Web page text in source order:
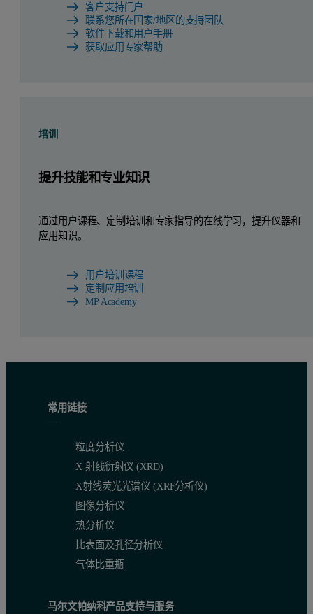
客户支持门户
联系您所在国家/地区的支持团队
软件下载和用户手册
获取应用专家帮助
培训
提升技能和专业知识
通过用户课程、定制培训和专家指导的在线学习，提升仪器和
应用知识。
用户培训课程
定制应用培训
MP Academy
常用链接
粒度分析仪
X 射线衍射仪 (XRD)
X射线荧光光谱仪 (XRF分析仪)
图像分析仪
热分析仪
比表面及孔径分析仪
气体比重瓶
马尔文帕纳科产品支持与服务